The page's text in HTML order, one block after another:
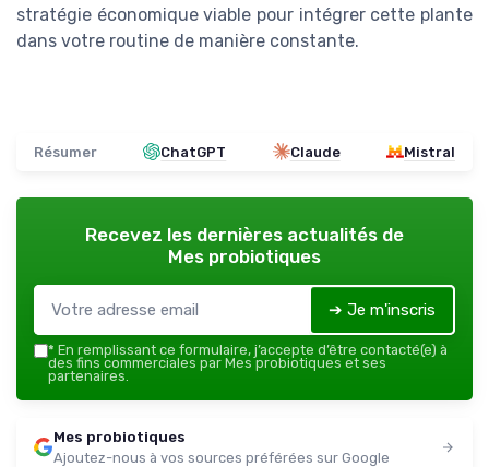
stratégie économique viable pour intégrer cette plante
dans votre routine de manière constante.
Résumer ChatGPT Claude Mistral
Recevez les dernières actualités de
Mes probiotiques
➔ Je m'inscris
* En remplissant ce formulaire, j’accepte d’être contacté(e) à
des fins commerciales par Mes probiotiques et ses
partenaires.
Mes probiotiques
Ajoutez-nous à vos sources préférées sur Google